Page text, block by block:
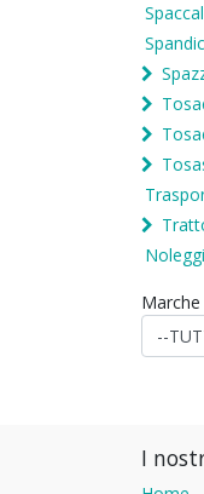
Marche
I